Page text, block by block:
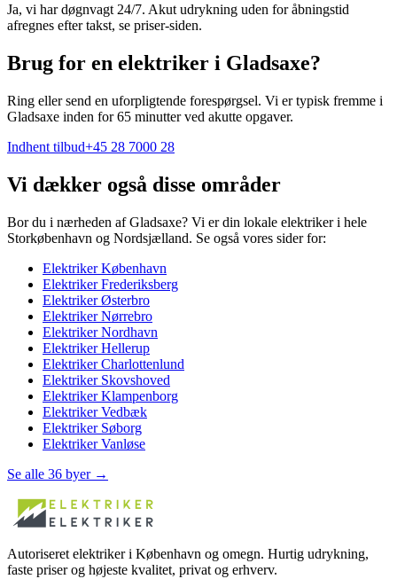
Ja, vi har døgnvagt 24/7. Akut udrykning uden for åbningstid
afregnes efter takst, se priser-siden.
Brug for en elektriker i Gladsaxe?
Ring eller send en uforpligtende forespørgsel. Vi er typisk fremme i
Gladsaxe inden for 65 minutter ved akutte opgaver.
Indhent tilbud+45 28 7000 28
Vi dækker også disse områder
Bor du i nærheden afGladsaxe? Vi er din lokale elektriker i hele
Storkøbenhavn og Nordsjælland. Se også vores sider for:
ElektrikerKøbenhavn
ElektrikerFrederiksberg
ElektrikerØsterbro
ElektrikerNørrebro
ElektrikerNordhavn
ElektrikerHellerup
ElektrikerCharlottenlund
Elektriker Skovshoved
ElektrikerKlampenborg
ElektrikerVedbæk
Elektriker Søborg
ElektrikerVanløse
Se alle 36 byer →
Autoriseret elektriker i København og omegn. Hurtig udrykning,
faste priser og højeste kvalitet, privat og erhverv.